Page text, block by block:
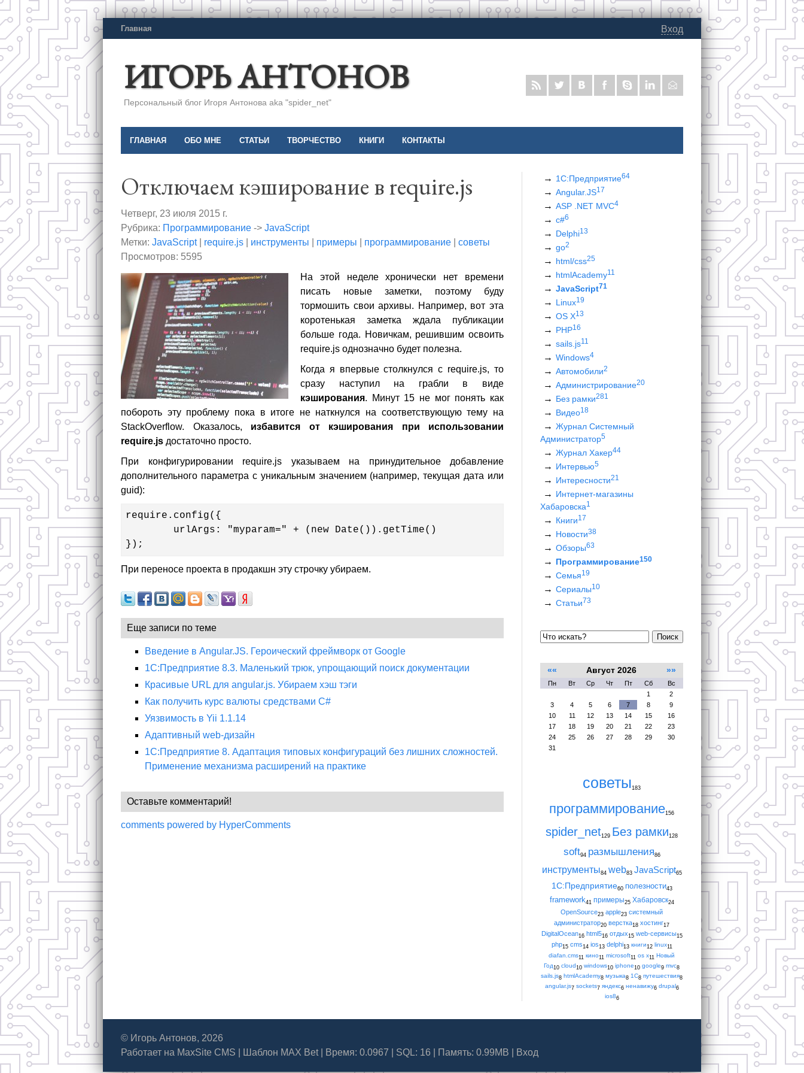
Главная Вход
ИГОРЬ АНТОНОВ
Персональный блог Игоря Антонова aka "spider_net"
ГЛАВНАЯ ОБО МНЕ СТАТЬИ ТВОРЧЕСТВО КНИГИ КОНТАКТЫ
Отключаем кэширование в require.js
Четверг, 23 июля 2015 г.
Рубрика: Программирование -> JavaScript
Метки: JavaScript| require.js инструменты примеры программирование
советы
Просмотров: 5595
На этой неделе хронически нет времени
писать новые заметки, поэтому буду
тормошить свои архивы. Например, вот эта
коротенькая заметка ждала публикации
больше года. Новичкам, решившим освоить
require.js однозначно будет полезна.
Когда я впервые столкнулся с require.js, то
сразу наступил на грабли в виде
кэширования. Минут 15 не мог понять как
побороть эту проблему пока в итоге не наткнулся на соответствующую тему на
StackOverflow. Оказалось, избавится от кэширования при использовании
require.js достаточно просто.
При конфигурировании require.js указываем на принудительное добавление
дополнительного параметра с уникальным значением (например, текущая дата или
guid):
require.config({
});
При переносе проекта в продакшн эту строчку убираем.
Еще записи по теме
Введение в Angular.JS. Героический фреймворк от Google
1С:Предприятие 8.3. Маленький трюк, упрощающий поиск документации
Красивые URL для angular.js. Убираем хэш тэги
Как получить курс валюты средствами C#
Уязвимость в Yii 1.1.14
Адаптивный web-дизайн
1С:Предприятие 8. Адаптация типовых конфигураций без лишних сложностей.
Применение механизма расширений на практике
Оставьте комментарий!
comments powered by HyperComments
1С:Предприятие64
Angular.JS17
ASP .NET MVC4
c#6
Delphi13
go2
html/css25
htmlAcademy11
JavaScript71
Linux19
OS X13
PHP16
sails.js11
Windows4
Автомобили2
Администрирование20
Без рамки281
Видео18
Журнал Системный
Администратор5
Журнал Хакер44
Интервью5
Интересности21
Интернет-магазины
Хабаровска1
Книги17
Новости38
Обзоры63
Программирование150
Семья19
Сериалы10
Статьи 73
Поиск
«« Август 2026 »»
Пн Вт Ср Чт Пт Сб
Вс
1
2
3
4 5 6 7 8
9
10
11 12 13 14 15
16
17
18 19 20 21 22
23
24
25 26 27 28 29
30
31
советы183
программирование156
spider_net129 Без рамки128
soft94 размышления86
инструменты84 web83 JavaScript65
1С:Предприятие60 полезности43
framework41 примеры25 Хабаровск24
OpenSource23 apple23 системный
администратор20 верстка18 хостинг17
DigitalOcean16 html516 отдых15 web-сервисы15
php15 cms14 ios13 delphi13 книги12 linux11
diafan.cms11 кино11 microsoft11 os x11 Новый
Год10 cloud10 windows10 iphone10 google9 mvc8
sails.js8 htmlAcademy8 музыка8 1С8 путешествия8
angular.js7 sockets7 яндекс6 ненавижу6 drupal6
ios86
© Игорь Антонов, 2026
Работает на MaxSite CMS Шаблон MAX Bet| Время: 0.0967 | SQL: 16 | Память: 0.99MB Вход